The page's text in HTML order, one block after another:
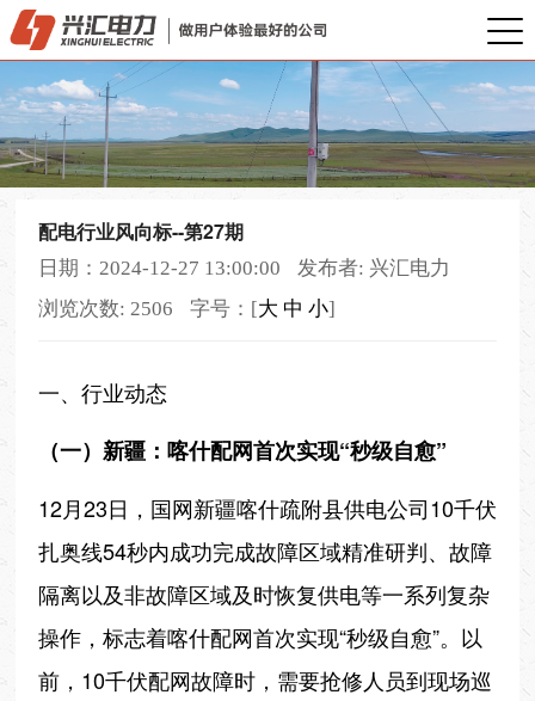
配电行业风向标--第27期
日期：2024-12-27 13:00:00
发布者: 兴汇电力
浏览次数: 2506
字号：[大 中 小]
一、行业动态
（一）新疆：喀什配网首次实现“秒级自愈”
12月23日，国网新疆喀什疏附县供电公司10千伏
扎奥线54秒内成功完成故障区域精准研判、故障
隔离以及非故障区域及时恢复供电等一系列复杂
操作，标志着喀什配网首次实现“秒级自愈”。以
前，10千伏配网故障时，需要抢修人员到现场巡